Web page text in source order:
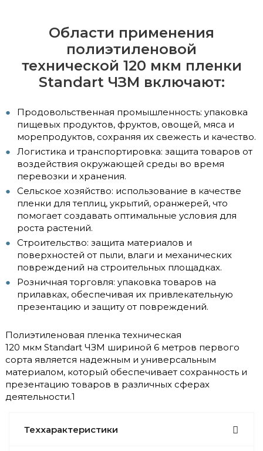
Области применения
полиэтиленовой
технической 120 мкм пленки
Standart ЧЗМ включают:
Продовольственная промышленность: упаковка
пищевых продуктов, фруктов, овощей, мяса и
морепродуктов, сохраняя их свежесть и качество.
Логистика и транспортировка: защита товаров от
воздействия окружающей среды во время
перевозки и хранения.
Сельское хозяйство: использование в качестве
пленки для теплиц, укрытий, оранжерей, что
помогает создавать оптимальные условия для
роста растений.
Строительство: защита материалов и
поверхностей от пыли, влаги и механических
повреждений на строительных площадках.
Розничная торговля: упаковка товаров на
прилавках, обеспечивая их привлекательную
презентацию и защиту от повреждений.
Полиэтиленовая пленка техническая
120 мкм Standart ЧЗМ шириной 6 метров первого
сорта является надежным и универсальным
материалом, который обеспечивает сохранность и
презентацию товаров в различных сферах
деятельности.1
Теххарактеристики